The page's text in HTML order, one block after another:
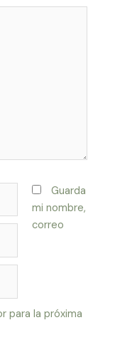
Guarda
mi nombre,
correo
para la próxima